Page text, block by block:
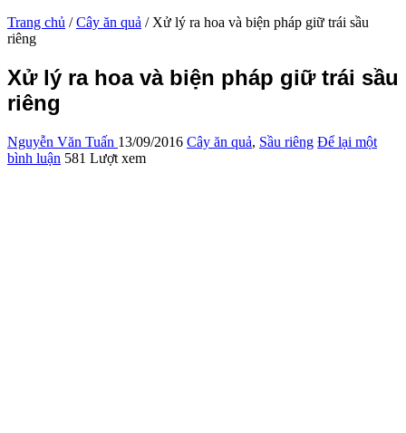
Trang chủ / Cây ăn quả / Xử lý ra hoa và biện pháp giữ trái sầu
riêng
Xử lý ra hoa và biện pháp giữ trái sầu
riêng
Nguyễn Văn Tuấn 13/09/2016 Cây ăn quả, Sầu riêng Để lại một
bình luận 581 Lượt xem